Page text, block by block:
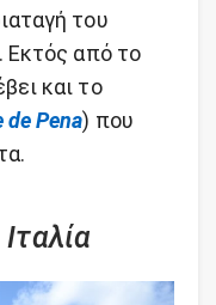
του
Εκτός από το
και το
de Pena) που